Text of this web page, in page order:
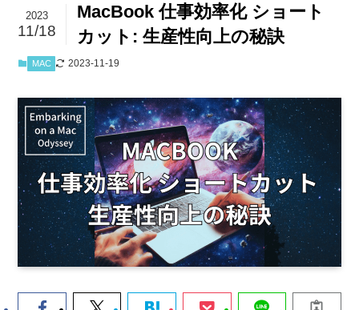
MacBook 仕事効率化 ショート
カット: 生産性向上の秘訣
2023
11/18
MAC 2023-11-19